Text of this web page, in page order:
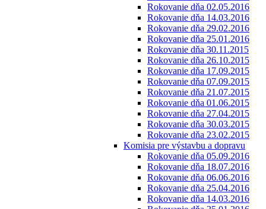
Rokovanie dňa 02.05.2016
Rokovanie dňa 14.03.2016
Rokovanie dňa 29.02.2016
Rokovanie dňa 25.01.2016
Rokovanie dňa 30.11.2015
Rokovanie dňa 26.10.2015
Rokovanie dňa 17.09.2015
Rokovanie dňa 07.09.2015
Rokovanie dňa 21.07.2015
Rokovanie dňa 01.06.2015
Rokovanie dňa 27.04.2015
Rokovanie dňa 30.03.2015
Rokovanie dňa 23.02.2015
Komisia pre výstavbu a dopravu
Rokovanie dňa 05.09.2016
Rokovanie dňa 18.07.2016
Rokovanie dňa 06.06.2016
Rokovanie dňa 25.04.2016
Rokovanie dňa 14.03.2016